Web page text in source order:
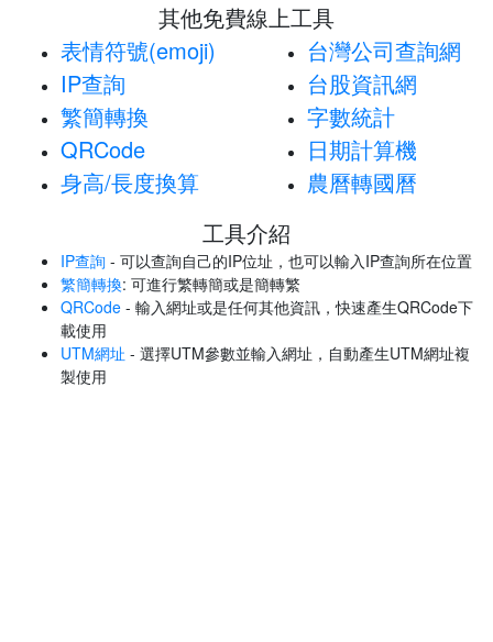
其他免費線上工具
表情符號(emoji)
IP查詢
繁簡轉換
QRCode
身高/長度換算
台灣公司查詢網
台股資訊網
字數統計
日期計算機
農曆轉國曆
工具介紹
IP查詢 - 可以查詢自己的IP位址，也可以輸入IP查詢所在位置
繁簡轉換: 可進行繁轉簡或是簡轉繁
QRCode - 輸入網址或是任何其他資訊，快速產生QRCode下
載使用
UTM網址 - 選擇UTM參數並輸入網址，自動產生UTM網址複
製使用